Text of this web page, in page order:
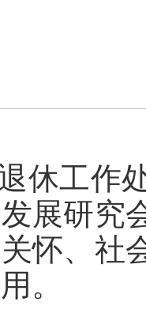
休工作
展研究
怀、社
。